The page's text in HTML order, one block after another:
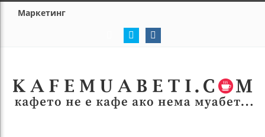
Маркетинг